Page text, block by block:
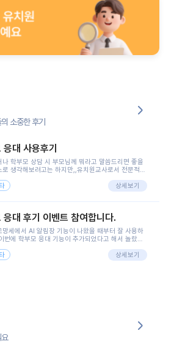
소중한 후기
대 사용후기
나 학부모 상담 시 부모님께 뭐라고 말씀드리면 좋을
로 생각해보려고는 하지만,,유치원교사로서 전문적인
가...^^(저만 그런거 아니죠 ㅜㅜ)꼬망봇의 장점은 지
이는 몇세이고 여자인지 남자인지 등그래도 좀 기본
면서 물어봐야할 때가 있어그때마다 정보를 입력하는
됐는데ai 학부모 응대를 써볼 수 있어서 좋았어요!앞
신입 때 이게 있었더라면 ㅜㅜㅜㅜ?응대 팁이 정말
지금은 그래도 아이들이 잘 이해 되지만초임 때는 정
상다른 선생님들께 도움을 요청했었거든요..ㅠ*일지
이 되는 거 같아요!
상세보기
대 후기 이벤트 참여합니다.
망세에서 AI 알림장 기능이 나왔을 때부터 잘 사용하
번에 학부모 응대 기능이 추가되었다고 해서 놀랐습
은 부담을 느끼고 있습니다 ㅠㅠ이번에 제가 원에서
모님께 전달드렸던 내용을 함께 보시고,저와 비슷한
,꼬망봇 덕분에 고민하는 시간을 줄이고 학부모님을
었습니다.이 부분은 꼬망봇이 추가로 알려준 응대 tip
님께 전화를 드리기 전에, 내용을 숙지하여 좀 더 전문
되어 대화를 나눌 수 있었습니다.꼬망세 AI학부모 응
상세보기